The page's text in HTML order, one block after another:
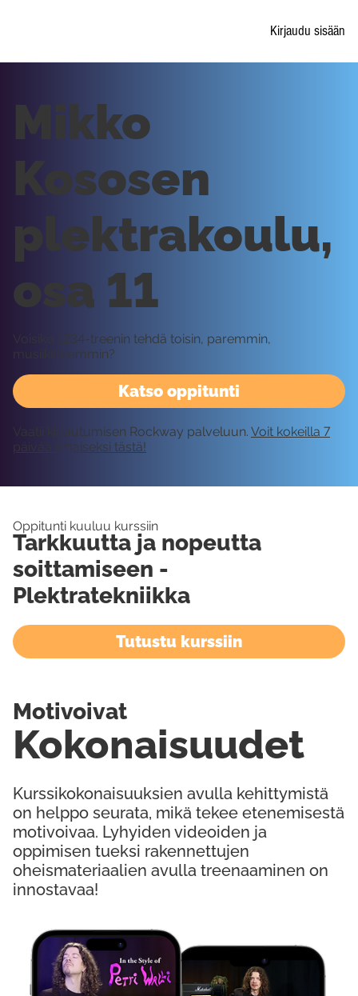
Kirjaudu sisään
Katso oppitunti
Mikko
Kososen
plektrakoulu,
osa 11
Voisiko 1234-treenin tehdä toisin, paremmin,
musiikillisemmin?
Vaatii kirjautumisen Rockway palveluun. Voit kokeilla 7
päivää ilmaiseksi tästä!
Oppitunti kuuluu kurssiin
Tarkkuutta ja nopeutta
soittamiseen -
Plektratekniikka
Tutustu kurssiin
Kurssikokonaisuuksien avulla kehittymistä
on helppo seurata, mikä tekee etenemisestä
motivoivaa. Lyhyiden videoiden ja
oppimisen tueksi rakennettujen
oheismateriaalien avulla treenaaminen on
innostavaa!
Kokonaisuudet
Motivoivat